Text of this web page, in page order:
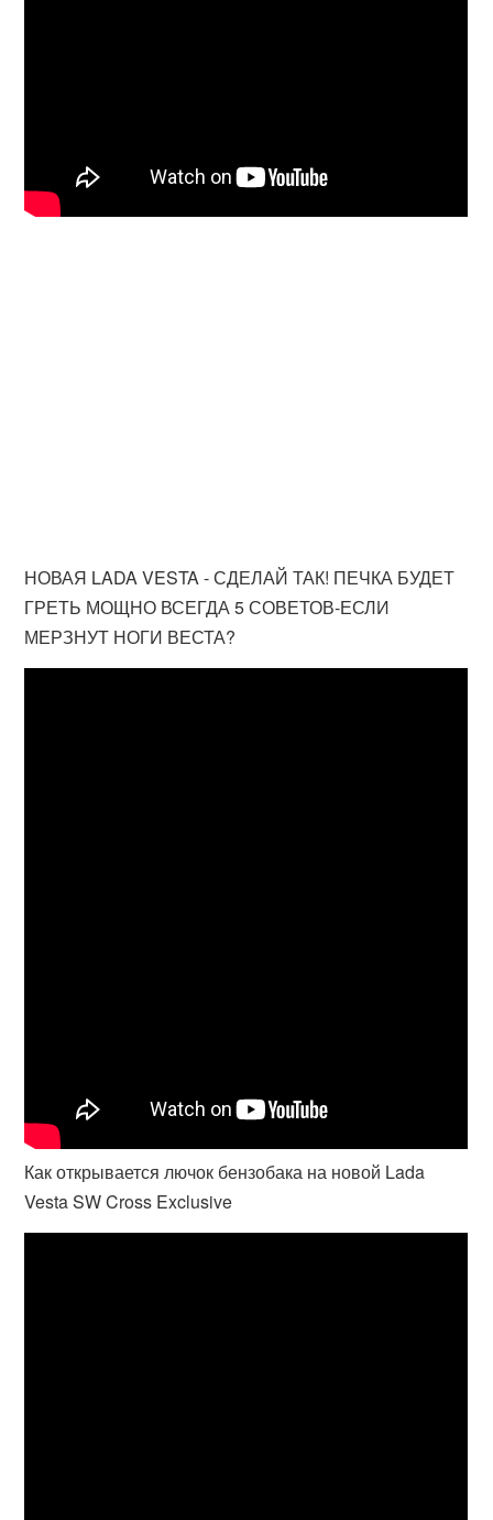
НОВАЯ LADA VESTA - СДЕЛАЙ ТАК! ПЕЧКА БУДЕТ
ГРЕТЬ МОЩНО ВСЕГДА 5 СОВЕТОВ-ЕСЛИ
МЕРЗНУТ НОГИ ВЕСТА?
Как открывается лючок бензобака на новой Lada
Vesta SW Cross Exclusive